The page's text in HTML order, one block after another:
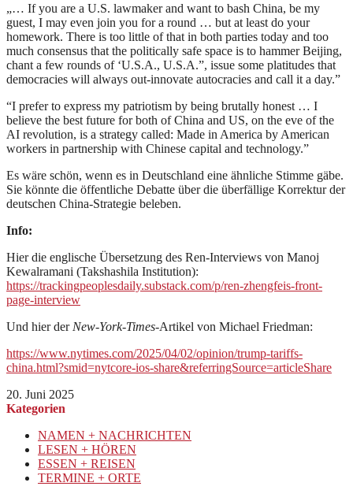
„… If you are a U.S. lawmaker and want to bash China, be my
guest, I may even join you for a round … but at least do your
homework. There is too little of that in both parties today and too
much consensus that the politically safe space is to hammer Beijing,
chant a few rounds of ‘U.S.A., U.S.A.”, issue some platitudes that
democracies will always out-innovate autocracies and call it a day.”
“I prefer to express my patriotism by being brutally honest … I
believe the best future for both of China and US, on the eve of the
AI revolution, is a strategy called: Made in America by American
workers in partnership with Chinese capital and technology.”
Es wäre schön, wenn es in Deutschland eine ähnliche Stimme gäbe.
Sie könnte die öffentliche Debatte über die überfällige Korrektur der
deutschen China-Strategie beleben.
Info:
Hier die englische Übersetzung des Ren-Interviews von Manoj
Kewalramani (Takshashila Institution):
https://trackingpeoplesdaily.substack.com/p/ren-zhengfeis-front-
page-interview
Und hier der New-York-Times-Artikel von Michael Friedman:
https://www.nytimes.com/2025/04/02/opinion/trump-tariffs-
china.html?smid=nytcore-ios-share&referringSource=articleShare
20. Juni 2025
Kategorien
NAMEN + NACHRICHTEN
LESEN + HÖREN
ESSEN + REISEN
TERMINE + ORTE